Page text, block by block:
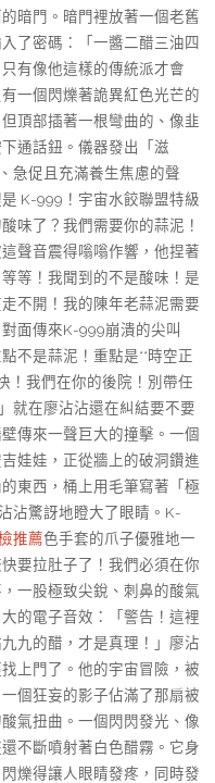
暗門。暗門裡放著一個老舊
了密碼：「一醬二醋三油四
有像他這樣的傳統派才會
一個閃爍著詭異紅色光芒的
頂部插著一根彎曲的、像韭
通話鈕。儀器發出「滋
急促且充滿養生焦慮的聲
K-999！宇宙水餃聯盟特級
味了？我們需要你的蒜泥！
聲音震得嗡嗡作響，他捏著
等！我聞到的不是酸味！是
不開！我的陳年老蒜泥需要
面傳來K-999崩潰的尖叫
不是蒜泥！重點是**時空正
！我們在你的後院！別帶任
就在廖沾沾還在糾結要不要
傳來一聲巨大的撞擊。一個
娃娃，正從牆上的破洞鑽進
東西，桶上用毛筆寫著「極
沾驚訝地瞪大了眼睛。K-
推薦色手套的爪子優雅地一
要拉肚子了！我們必須在你
一股極致尖銳、刺鼻的酸氣
的電子音效：「警告！這裡
九的醋，才是真理！」廖沾
上門了。他的宇宙冒險，被
個狂妄的影子佔滿了那扇被
氣扭曲。一個閃閃發光、像
不斷噴射著白色醋霧。它身
爍得讓人眼睛發疼，同時發